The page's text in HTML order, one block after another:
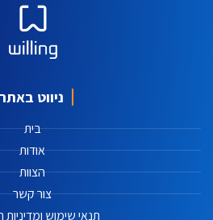
ניווט באתר
בית
אודות
הצוות
צור קשר
תנאי שימוש ומדיניות